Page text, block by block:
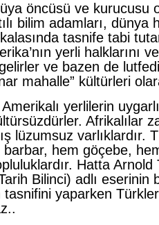
öncüsü ve kurucusu
bilim adamları, dünya
tasnife tabi
yerli halklarını
ve bazen de
mahalle” kültürleri
yerlilerin
Afrikalılar
lüzumsuz varlıklardır.
barbar, hem göçebe,
Hatta Arnold
Bilinci) adlı eserinin
tasnifini yaparken